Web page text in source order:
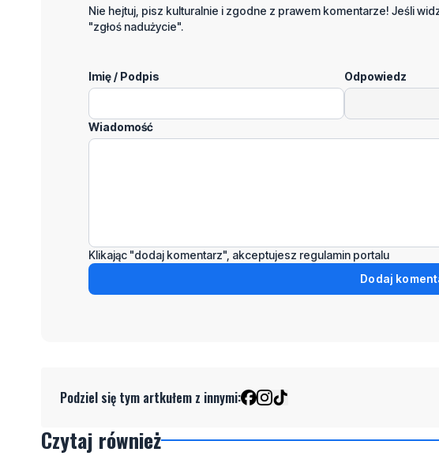
Nie hejtuj, pisz kulturalnie i zgodne z prawem komentarze! Jeśli
"zgłoś nadużycie".
Imię / Podpis Odpowiedz
Wiadomość
Klikając "dodaj komentarz", akceptujesz regulamin portalu
Dodaj
Podziel się tym artkułem z innymi:
Czytaj również